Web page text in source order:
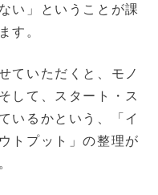
い」ということが課
す。
ていただくと、モノ
して、スタート・ス
いるかという、「イ
トプット」の整理が